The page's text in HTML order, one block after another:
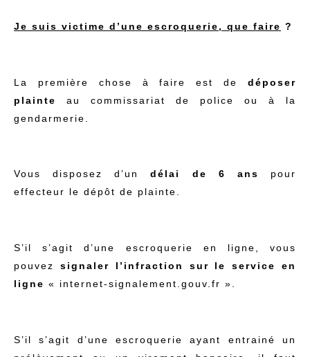
Je suis victime d’une escroquerie, que faire ?
La première chose à faire est de déposer
plainte
au commissariat de police ou à la
gendarmerie.
Vous disposez d’undélai de 6 ans
pour
effecteur le dépôt de plainte.
S’il s’agit d’une escroquerie en ligne, vous
pouvez signaler l’infraction sur le service en
ligne « internet-signalement.gouv.fr ».
S’il s’agit d’une escroquerie ayant entrainé un